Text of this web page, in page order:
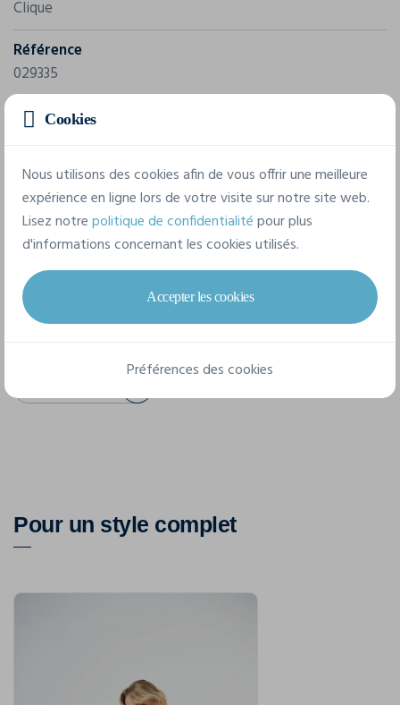
Clique
Référence
029335
Composition
100% Polyester.
7 tailles disponibles
XS S M L XL XXL
3XL
Pour un style complet
Cookies
Nous utilisons des cookies afin de vous offrir une meilleure
expérience en ligne lors de votre visite sur notre site web.
Lisez notrepolitique de confidentialitépour plus
d'informations concernant les cookies utilisés.
Accepter les cookies
Préférences des cookies